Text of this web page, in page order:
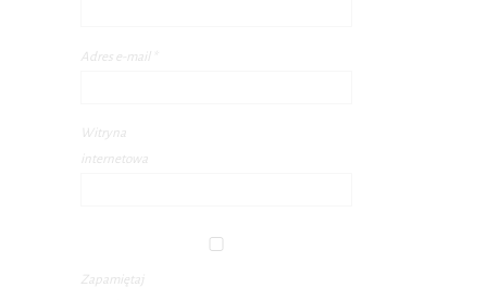
Adres e-mail
Witryna
internetowa
Zapamiętaj